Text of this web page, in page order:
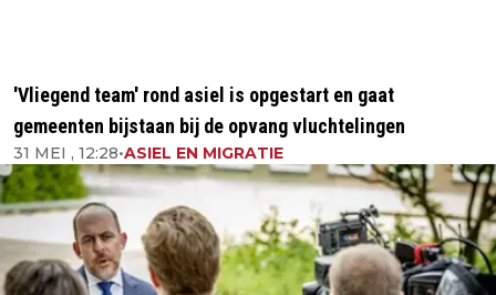
'Vliegend team' rond asiel is opgestart en gaat
gemeenten bijstaan bij de opvang vluchtelingen
31 MEI , 12:28•ASIEL EN MIGRATIE